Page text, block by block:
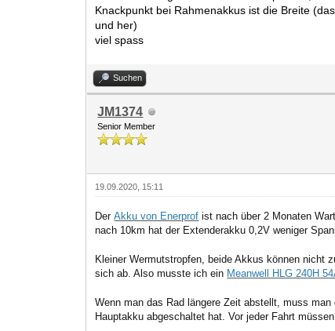
Knackpunkt bei Rahmenakkus ist die Breite
und her)
viel spass
Suchen
JM1374
Senior Member
19.09.2020, 15:11
DerAkku von Enerprof ist nach über 2 Monaten
nach 10km hat der Extenderakku 0,2V weniger
Kleiner Wermutstropfen, beide Akkus können nicht
sich ab. Also musste ich ein Meanwell HLG 240H
Wenn man das Rad längere Zeit abstellt, muss
Hauptakku abgeschaltet hat. Vor jeder Fahrt